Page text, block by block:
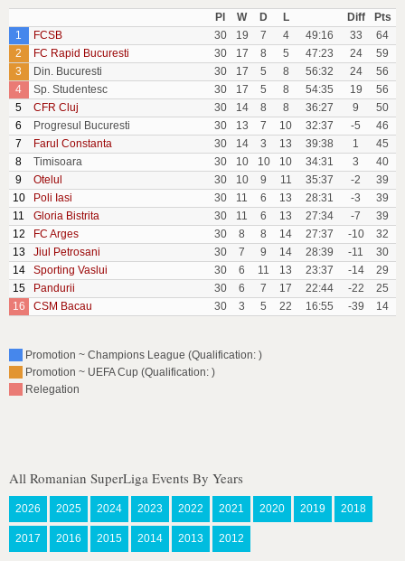
Pl W D L Diff
Pts
1
FCSB 30 19 7 4 49:16 33
64
2
FC Rapid Bucuresti 30 17 8 5 47:23 24
59
3
Din. Bucuresti 30 17 5 8 56:32 24
56
4
Sp. Studentesc 30 17 5 8 54:35 19
56
5
CFR Cluj 30 14 8 8 36:27 9
50
6
Progresul Bucuresti 30 13 7 10 32:37 -5
46
7
Farul Constanta 30 14 3 13 39:38 1
45
8
Timisoara 30 10 10 10 34:31 3
40
9
Otelul 30 10 9 11 35:37 -2
39
10
Poli Iasi 30 11 6 13 28:31 -3
39
11
Gloria Bistrita 30 11 6 13 27:34 -7
39
12
FC Arges 30 8 8 14 27:37 -10
32
13
Jiul Petrosani 30 7 9 14 28:39 -11
30
14
Sporting Vaslui 30 6 11 13 23:37 -14
29
15
Pandurii 30 6 7 17 22:44 -22
25
16
CSM Bacau 30 3 5 22 16:55 -39 14
Promotion ~ Champions League (Qualification: )
Promotion ~ UEFA Cup (Qualification: )
Relegation
All Romanian SuperLiga Events By Years
2026 2025 2024 2023 2022 2021 2020 2019 2018
2017 2016 2015 2014 2013 2012